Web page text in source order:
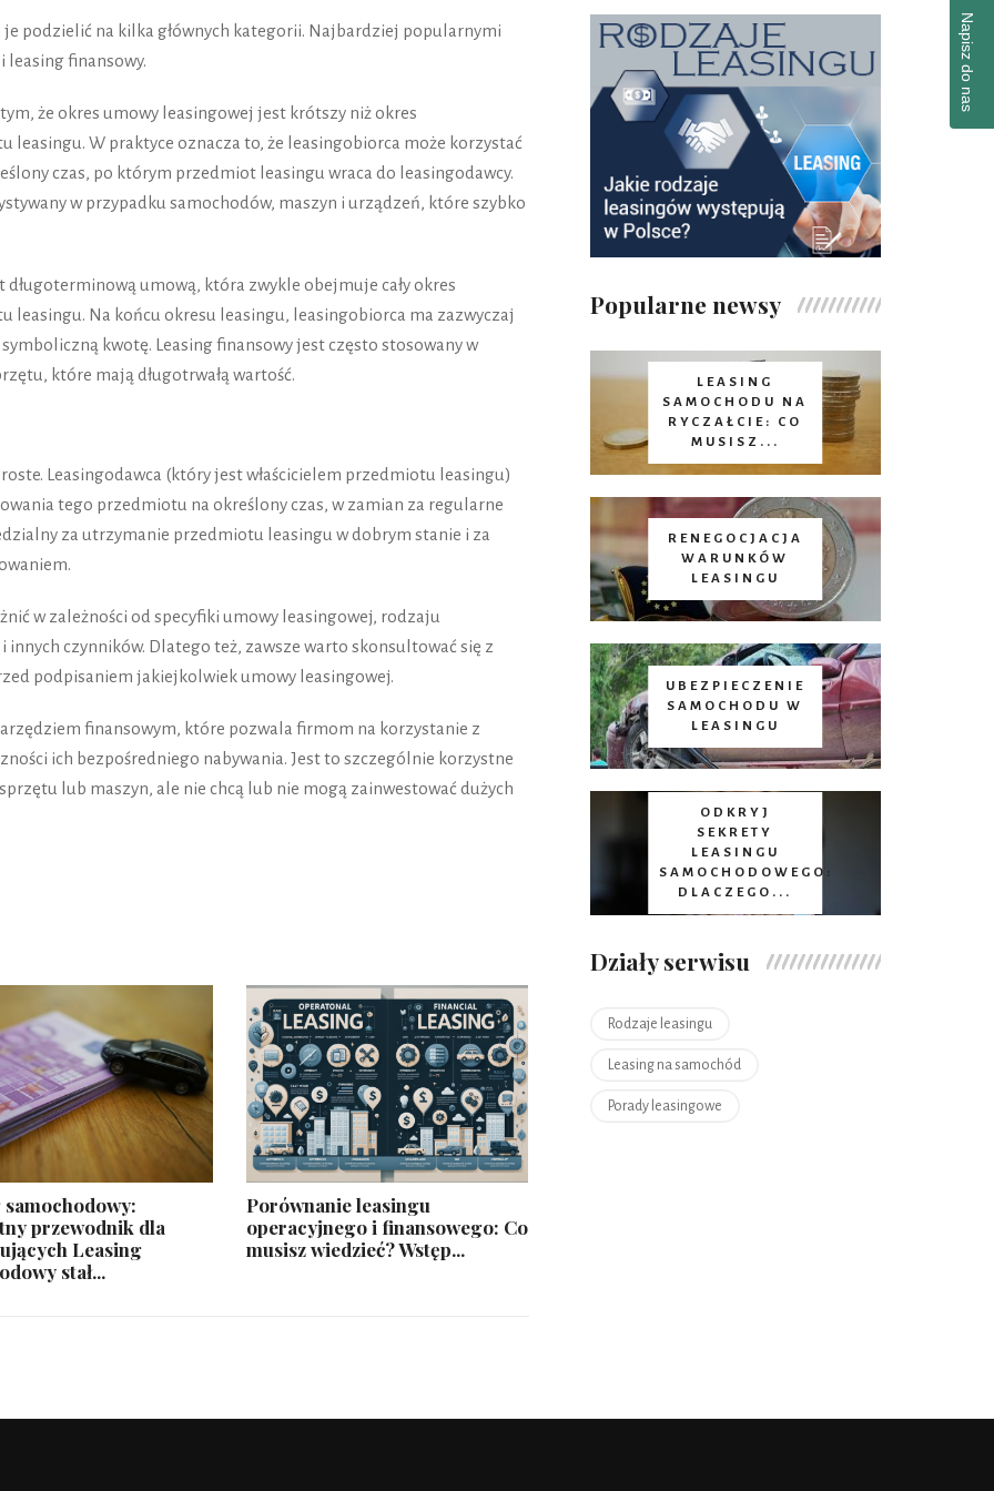
podzielić na kilka głównych kategorii. Najbardziej popularnymi
leasing finansowy.
że okres umowy leasingowej jest krótszy niż okres
leasingu. W praktyce oznacza to, że leasingobiorca może korzystać
czas, po którym przedmiot leasingu wraca do leasingodawcy.
w przypadku samochodów, maszyn i urządzeń, które szybko
umową, która zwykle obejmuje cały okres
leasingu. Na końcu okresu leasingu, leasingobiorca ma zazwyczaj
kwotę. Leasing finansowy jest często stosowany w
które mają długotrwałą wartość.
Leasingodawca (który jest właścicielem przedmiotu leasingu)
tego przedmiotu na określony czas, w zamian za regularne
za utrzymanie przedmiotu leasingu w dobrym stanie i za
w zależności od specyfiki umowy leasingowej, rodzaju
czynników. Dlatego też, zawsze warto skonsultować się z
podpisaniem jakiejkolwiek umowy leasingowej.
finansowym, które pozwala firmom na korzystanie z
ich bezpośredniego nabywania. Jest to szczególnie korzystne
lub maszyn, ale nie chcą lub nie mogą zainwestować dużych
samochodowy:
przewodnik dla
Leasing
stał...
​ Porównanie leasingu
operacyjnego i finansowego: Co
musisz wiedzieć? Wstęp...
Popularne newsy
LEASING
SAMOCHODU NA
RYCZAŁCIE: CO
MUSISZ...
RENEGOCJACJA
WARUNKÓW
LEASINGU
UBEZPIECZENIE
SAMOCHODU W
LEASINGU
ODKRYJ
SEKRETY
LEASINGU
SAMOCHODOWEGO:
DLACZEGO...
Działy serwisu
Rodzaje leasingu
Leasing na samochód
Porady leasingowe
Napisz do nas